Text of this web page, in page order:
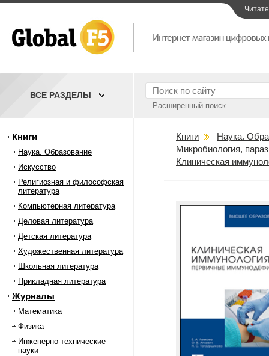
Расширенный поиск
ВСЕ РАЗДЕЛЫ
Книги
Наука. Образование
Искусство
Религиозная и философская
литература
Компьютерная литература
Деловая литература
Детская литература
Художественная литература
Школьная литература
Прикладная литература
Журналы
Математика
Физика
Инженерно-технические
науки
Книги
Наука.
Микробиология,
Клиническая